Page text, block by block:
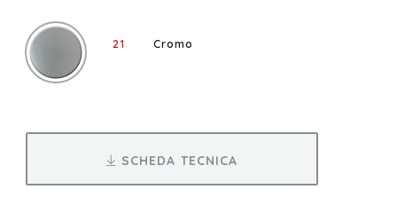
21 Cromo
SCHEDA TECNICA